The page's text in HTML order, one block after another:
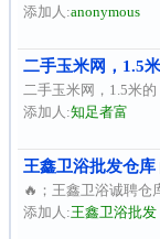
添加人:anonymous
二手玉米网，1.5
二手玉米网，1.5米
添加人:知足者富
王鑫卫浴批发仓库
🔥；王鑫卫浴诚聘仓
添加人:王鑫卫浴批发